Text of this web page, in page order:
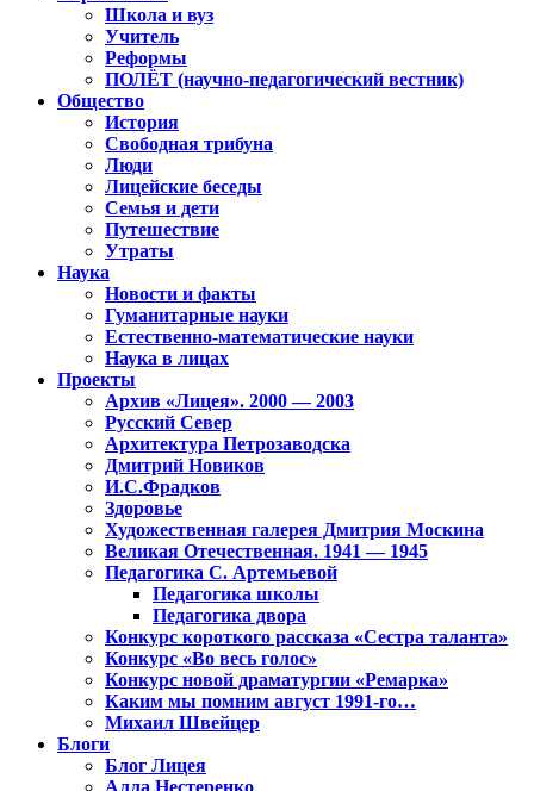
Школа и вуз
Учитель
Реформы
ПОЛЁТ (научно-педагогический вестник)
Общество
История
Свободная трибуна
Люди
Лицейские беседы
Семья и дети
Путешествие
Утраты
Наука
Новости и факты
Гуманитарные науки
Естественно-математические науки
Наука в лицах
Проекты
Архив «Лицея». 2000 — 2003
Русский Север
Архитектура Петрозаводска
Дмитрий Новиков
И.С.Фрадков
Здоровье
Художественная галерея Дмитрия Москина
Великая Отечественная. 1941 — 1945
Педагогика С. Артемьевой
Педагогика школы
Педагогика двора
Конкурс короткого рассказа «Сестра таланта»
Конкурс «Во весь голос»
Конкурс новой драматургии «Ремарка»
Каким мы помним август 1991-го…
Михаил Швейцер
Блоги
Блог Лицея